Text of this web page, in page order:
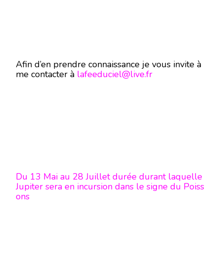
Afin d’en prendre connaissance je vous invite à
me contacter à lafeeduciel@live.fr
Du 13 Mai au 28 Juillet durée durant laquelle
Jupiter sera en incursion dans le signe du Poiss
ons